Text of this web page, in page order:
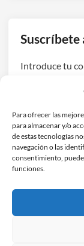
Para ofrecer las
para almacenar y/o
de estas tecnologías
navegación o las
consentimiento,
funciones.
Introduce tu
de
correo
electrónico
Suscribirse
Únete a otros